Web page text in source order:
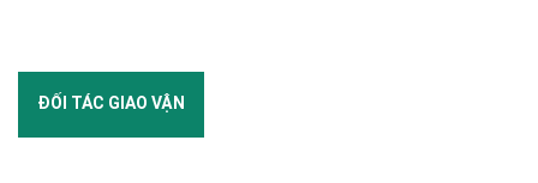
ĐỐI TÁC GIAO VẬN